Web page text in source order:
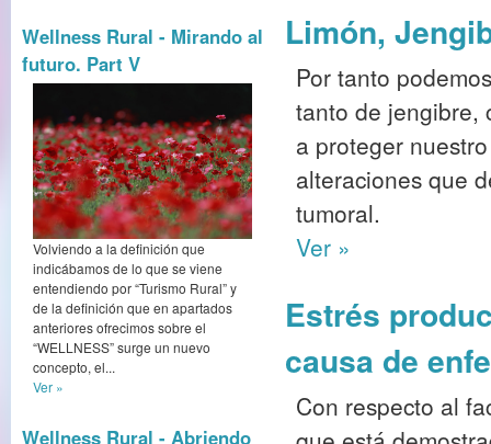
Wellness Rural - Mirando al
futuro. Part V
Volviendo a la definición que
indicábamos de lo que se viene
entendiendo por “Turismo Rural” y
de la definición que en apartados
anteriores ofrecimos sobre el
“WELLNESS” surge un nuevo
concepto, el...
Ver »
Wellness Rural - Abriendo
Limón,
Por tanto
tanto de jengibre,
a proteger
alteraciones que
tumoral.
Ver »
Estrés
causa de
Con respecto al